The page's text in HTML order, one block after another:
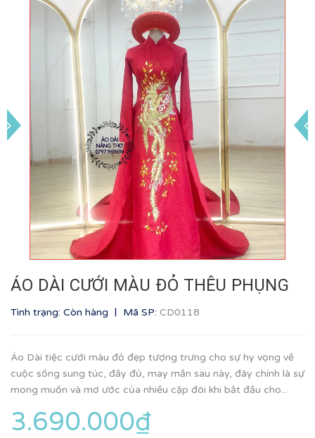
ÁO DÀI CƯỚI MÀU ĐỎ THÊU PHỤNG
Tình trạng: Còn hàng | Mã SP: CD0118
Áo Dài tiệc cưới màu đỏ đẹp tượng trưng cho sự hy vọng về
cuộc sống sung túc, đầy đủ, may mắn sau này, đây chính là sự
mong muốn và mơ ước của nhiều cặp đôi khi bắt đầu cho...
3.690.000₫